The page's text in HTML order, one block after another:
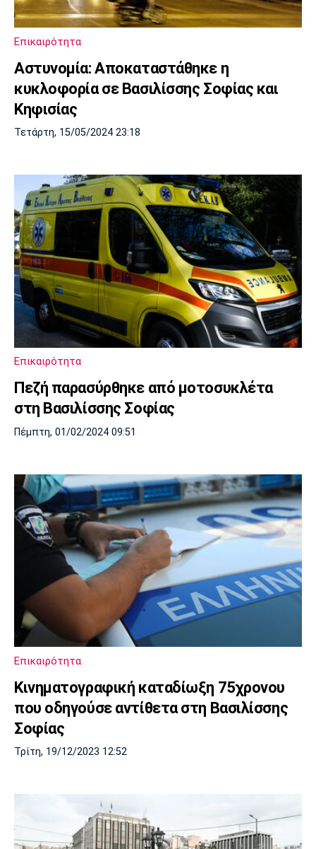
Πολιτισμός
Τραγούδια
Cine Spot
Running
Media
Παρασκήνιο
Πρόγραμμα TV
Μάντσεστερ
Γιουνάιτεντ
Τσέλσι Άρσεναλ
Λίβερπουλ
Μάντσεστερ
Γιουβέντους
Ίντερ Μίλαν
Μπορούσια
Ντόρτμουντ
Παρί Σεν
Ζερμέν
Μαρσέιγ
Μονακό
Ερυθρός
Αστέρας
Τότεναμ
Επικαιρότητα
Αστυνομία: Αποκαταστάθηκε η
κυκλοφορία σε Βασιλίσσης Σοφίας και
Κηφισίας
Τετάρτη, 15/05/2024 23:18
Επικαιρότητα
Πεζή παρασύρθηκε από μοτοσυκλέτα
στη Βασιλίσσης Σοφίας
Πέμπτη, 01/02/2024 09:51
Επικαιρότητα
Κινηματογραφική καταδίωξη 75χρονου
που οδηγούσε αντίθετα στη Βασιλίσσης
Σοφίας
Τρίτη, 19/12/2023 12:52